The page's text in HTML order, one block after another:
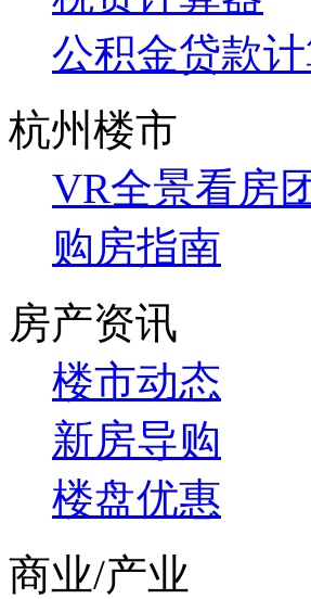
公积金贷款
杭州楼市
VR全景看房
购房指南
房产资讯
楼市动态
新房导购
楼盘优惠
商业/产业